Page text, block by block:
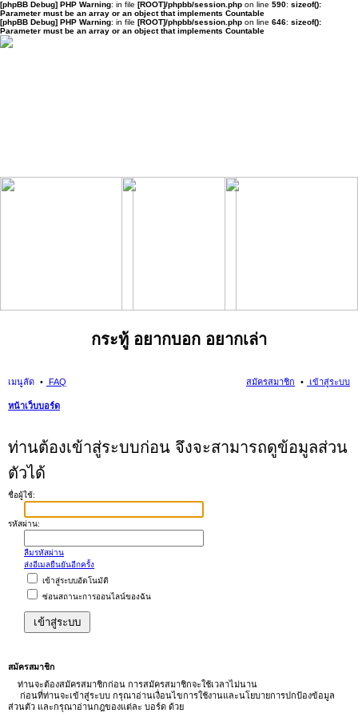
[phpBB Debug] PHP Warning: in file [ROOT]/phpbb/session.php on line 590: sizeof():
Parameter must be an array or an object that implements Countable
[phpBB Debug] PHP Warning: in file [ROOT]/phpbb/session.php on line 646: sizeof():
Parameter must be an array or an object that implements Countable
กระทู้ อยากบอก อยากเล่า
เมนูลัด FAQ เข้าสู่ระบบ
สมัครสมาชิก
หน้าเว็บบอร์ด
า
ท่านต้องเข้าสู่ระบบก่อน จึงจะสามารถดูข้อมูลส่วน
ตัวได้
ชื่อผู้ใช้:
รหัสผ่าน:
ลืมรหัสผ่าน
ส่งอีเมลยืนยันอีกครั้ง
เข้าสู่ระบบอัตโนมัติ
ซ่อนสถานะการออนไลน์ของฉัน
สมัครสมาชิก
ท่านจะต้องสมัครสมาชิกก่อน การสมัครสมาชิกจะใช้เวลาไม่นาน
ก่อนที่ท่านจะเข้าสู่ระบบ กรุณาอ่านเงื่อนไขการใช้งานและนโยบายการปกป้องข้อมูล
ส่วนตัว และกรุณาอ่านกฎของแต่ละ บอร์ด ด้วย